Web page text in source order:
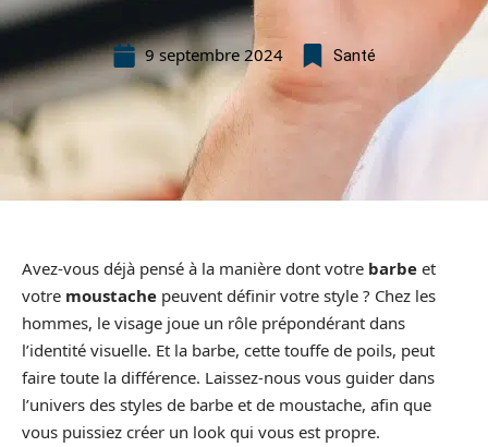
9 septembre 2024 Santé
Avez-vous déjà pensé à la manière dont votre barbe et
votre moustache peuvent définir votre style ? Chez les
hommes, le visage joue un rôle prépondérant dans
l’identité visuelle. Et la barbe, cette touffe de poils, peut
faire toute la différence. Laissez-nous vous guider dans
l’univers des styles de barbe et de moustache, afin que
vous puissiez créer un look qui vous est propre.